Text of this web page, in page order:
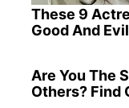
These 9
Good And
Are You The
Others? Find